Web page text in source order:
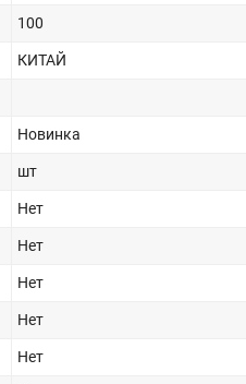
100
КИТАЙ
Новинка
шт
Нет
Нет
Нет
Нет
Нет